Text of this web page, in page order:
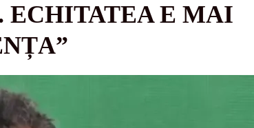
ECHITATEA E MAI